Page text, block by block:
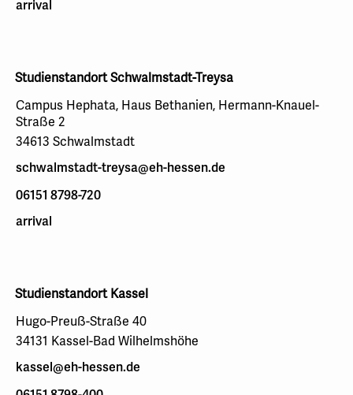
arrival
Studienstandort Schwalmstadt-Treysa
Campus Hephata, Haus Bethanien, Hermann-Knauel-
Straße 2
34613 Schwalmstadt
schwalmstadt-treysa@eh-hessen.de
06151 8798-720
arrival
Studienstandort Kassel
Hugo-Preuß-Straße 40
34131 Kassel-Bad Wilhelmshöhe
kassel@eh-hessen.de